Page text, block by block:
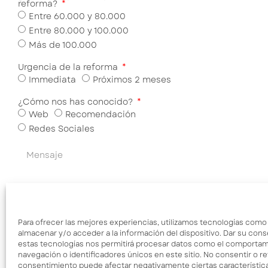
Para ofrecer las mejores experiencias, utilizamos tecnologías
almacenar y/o acceder a la información del dispositivo. Dar su
estas tecnologías nos permitirá procesar datos como el
navegación o identificadores únicos en este sitio. No consentir o
consentimiento puede afectar negativamente ciertas
reforma?
Entre 60.000 y 80.000
Entre 80.000 y 100.000
Más de 100.000
Urgencia de la reforma
Immediata
Próximos 2 meses
¿Cómo nos has conocido?
Web
Recomendación
Redes Sociales
Privacidad
ENVIAR